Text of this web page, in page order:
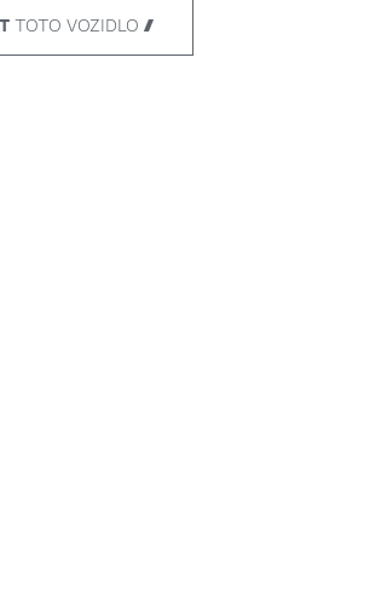
TOTO VOZIDLO 